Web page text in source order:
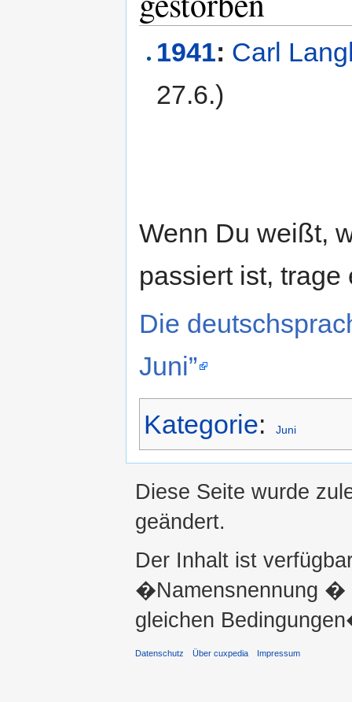
1941: Carl
27.6.)
Wenn Du weißt,
passiert ist,
Die
Juni”
Kategorie: Juni
Diese Seite wurde
geändert.
Der Inhalt ist
�Namensnennung �
gleichen
Datenschutz Über cuxpedia Impressum